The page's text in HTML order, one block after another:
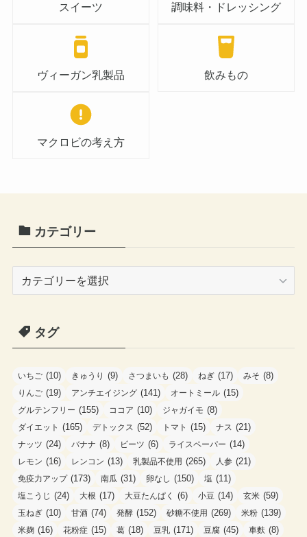
スイーツ 調味料・ドレッシング
ヴィーガン乳製品 飲みもの
マクロビの考え方
カテゴリー
タグ
いちご (10) きゅうり (9) さつまいも (28) ねぎ (17) みそ (8)
りんご (19) アンチエイジング (141) オートミール (15)
グルテンフリー (155) ココア (10) ジャガイモ (8)
ダイエット (165) デトックス (52) トマト (15) ナス (21)
ナッツ (24) バナナ (8) ビーツ (6) ライスペーパー (14)
レモン (16) レンコン (13) 乳製品不使用 (265) 人参 (21)
免疫力アップ(173) 南瓜 (31) 卵なし (150) 塩 (11)
塩こうじ (24) 大根 (17) 大豆たんぱく (6) 小豆 (14) 玄米 (59)
玉ねぎ (10) 甘酒 (74) 発酵 (152) 砂糖不使用 (269) 米粉 (139)
米麹 (16) 花粉症 (15) 葛 (18) 豆乳 (171) 豆腐 (45) 車麩 (8)